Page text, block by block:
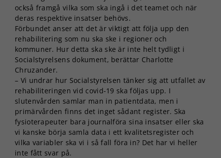
också framgå vilka som ska ingå i det teamet och när
deras respektive insatser behövs.
Förbundet anser att det är viktigt att följa upp den
rehabilitering som nu ska ske i regioner och
kommuner. Hur detta ska ske är inte helt tydligt i
Socialstyrelsens dokument, berättar Charlotte
Chruzander.
– Vi undrar hur Socialstyrelsen tänker sig att utfallet av
rehabiliteringen vid covid-19 ska följas upp. I
slutenvården samlar man in patientdata, men i
primärvården finns det inget sådant register. Ska
fysioterapeuter bara journalföra sina insatser eller ska
vi kanske börja samla data i ett kvalitetsregister och
vilka variabler ska vi i så fall föra in? Det har vi heller
inte fått svar på.